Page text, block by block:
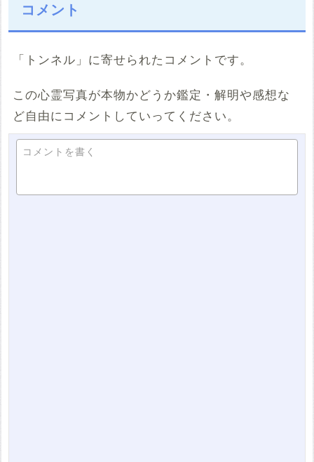
コメント
「トンネル」に寄せられたコメントです。
この心霊写真が本物かどうか鑑定・解明や感想な
ど自由にコメントしていってください。
コメントを書く